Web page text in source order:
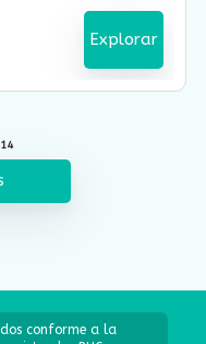
Explorar
14
conforme a la